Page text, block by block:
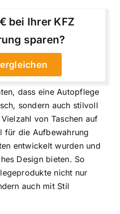
bei Ihrer KFZ
sparen?
dass eine Autopflege
sondern auch stilvoll
von Taschen auf
für die Aufbewahrung
entwickelt wurden und
Design bieten. So
nicht nur
auch mit Stil